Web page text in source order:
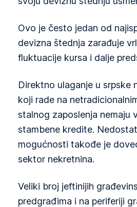
Ovo je često jedan od
devizna štednja zarađuje
fluktuacije kursa i dalje
Direktno ulaganje u srpske
koji rade na
stalnog zaposlenja nemaju
stambene kredite.
mogućnosti takođe je
sektor nekretnina.
Veliki broj jeftinijih
predgrađima i na periferiji